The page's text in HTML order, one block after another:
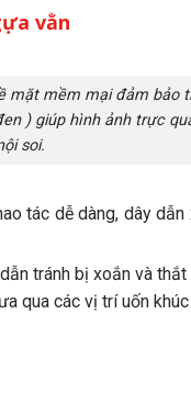
vằn
mặt mềm mại đảm bảo
) giúp hình ảnh trực
soi.
tác dễ dàng, dây
tránh bị xoắn và thắt
qua các vị trí uốn